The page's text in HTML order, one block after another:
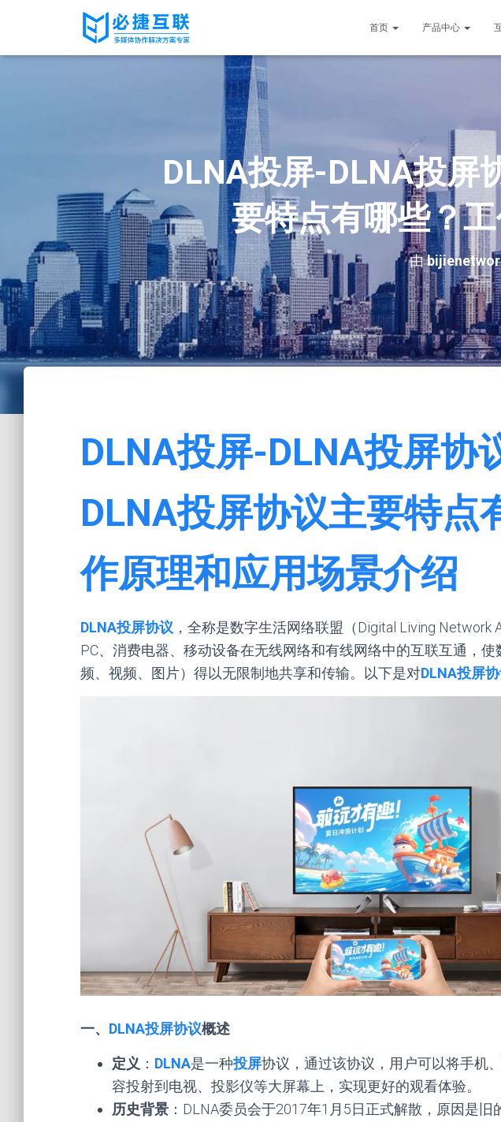
首页 产品中心
DLNA投屏-DLNA投屏
要特点有哪些？
由
DLNA投屏-DLNA投屏协
DLNA投屏协议主要特点
作原理和应用场景介绍
DLNA投屏协议 ，全称是数字生活网络联盟（Digital Living Network
PC、消费电器、移动设备在无线网络和有线网络中的互联互通，
频、视频、图片）得以无限制地共享和传输。以下是对DLNA投屏
一、 DLNA投屏协议概述
定义 ： DLNA是一种投屏协议，通过该协议，用户可以将手机
容投射到电视、投影仪等大屏幕上，实现更好的观看体验。
历史背景 ：DLNA委员会于2017年1月5日正式解散，原因是